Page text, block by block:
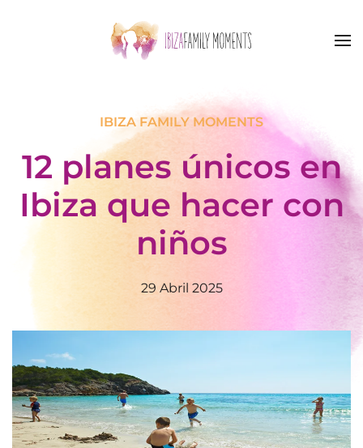
Skip to main content
IBIZA FAMILY MOMENTS
12 planes únicos en
Ibiza que hacer con
niños
29 Abril 2025